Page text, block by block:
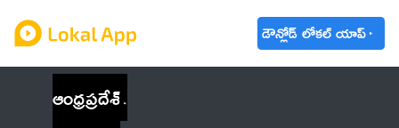
డౌన్లోడ్ లోకల్ యాప్
ఆంధ్రప్రదేశ్